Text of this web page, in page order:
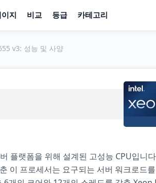
지 비교 등급 카테고리
v3: 성능 및 사양
플랫폼을 위해 설계된 고성능 CPU입니
이 프로세서는 요구되는 서버 워크로드